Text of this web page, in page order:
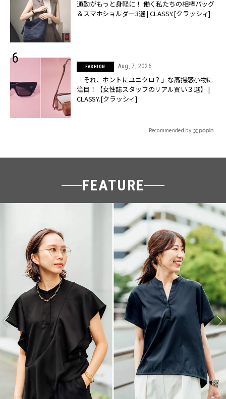
通勤がもっと身軽に！ 働く私たちの相棒バッグ
＆スマホショルダー3選 | CLASSY.[クラッシィ]
FASHION Aug, 7, 2026
「それ、ホントにユニクロ？」な高揚感小物に
注目！【女性誌スタッフのリアル買い３選】 |
CLASSY.[クラッシィ]
Recommended by
FEATURE